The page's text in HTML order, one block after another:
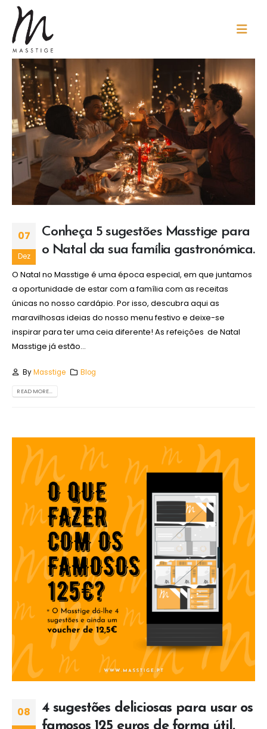
07
Dez
Conheça 5 sugestões Masstige para
o Natal da sua família gastronómica.
O Natal no Masstige é uma época especial, em que juntamos
a oportunidade de estar com a família com as receitas
únicas no nosso cardápio. Por isso, descubra aqui as
maravilhosas ideias do nosso menu festivo e deixe-se
inspirar para ter uma ceia diferente! As refeições de Natal
Masstige já estão...
ByMasstige Blog
READ MORE...
08
4 sugestões deliciosas para usar os